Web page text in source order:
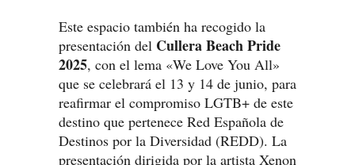
Este espacio también ha recogido la
presentación del Cullera Beach Pride
2025, con el lema «We Love You All»
que se celebrará el 13 y 14 de junio, para
reafirmar el compromiso LGTB+ de este
destino que pertenece Red Española de
Destinos por la Diversidad (REDD). La
presentación dirigida por la artista Xenon